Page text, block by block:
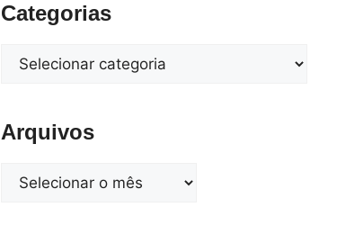
Categorias
Arquivos